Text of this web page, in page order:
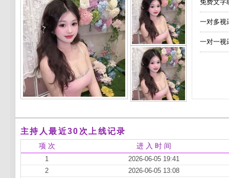
免费文
一对多
一对一
主持人最近30次上线记录
项 次 进 入 时 间
1
2026-06-05 19:41
2
2026-06-05 13:08